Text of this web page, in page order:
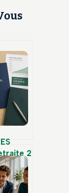
2
bonus